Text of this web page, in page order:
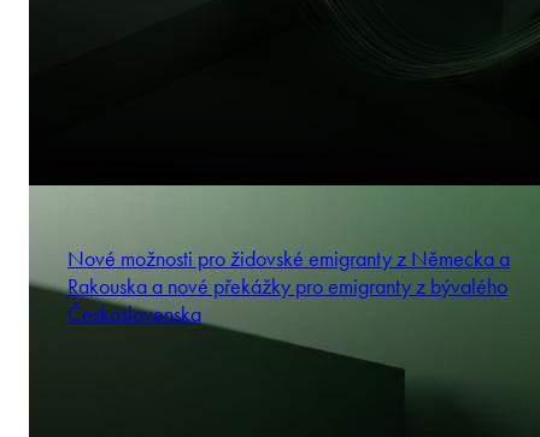
Nové možnosti pro židovské emigranty z Německa a
Rakouska a nové překážky pro emigranty z bývalého
Československa